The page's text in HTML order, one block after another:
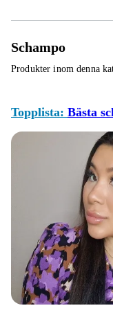
Schampo
Produkter inom denna
Topplista: Bästa